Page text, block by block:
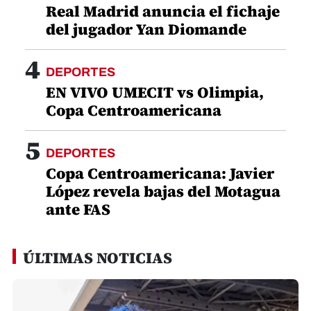
Real Madrid anuncia el fichaje
del jugador Yan Diomande
4 DEPORTES
EN VIVO UMECIT vs Olimpia,
Copa Centroamericana
5 DEPORTES
Copa Centroamericana: Javier
López revela bajas del Motagua
ante FAS
ÚLTIMAS NOTICIAS